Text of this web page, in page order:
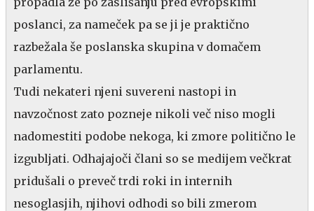
poslanci, za nameček pa se ji je praktično
razbežala še poslanska skupina v domačem
parlamentu.
Tudi nekateri njeni suvereni nastopi in
navzočnost zato pozneje nikoli več niso mogli
nadomestiti podobe nekoga, ki zmore politično le
izgubljati. Odhajajoči člani so se medijem večkrat
pridušali o preveč trdi roki in internih
nesoglasjih, njihovi odhodi so bili zmerom